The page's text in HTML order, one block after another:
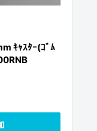
ｷｬｽﾀｰ(ｺﾞﾑ